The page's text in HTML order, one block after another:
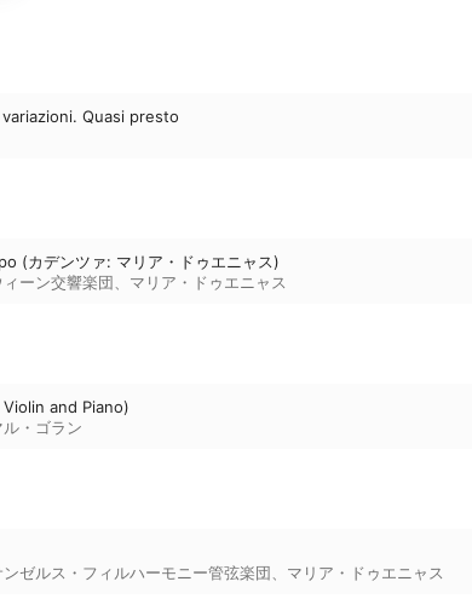
Quasi presto
(カデンツァ: マリア・ドゥエニャス)
ィーン交響楽団 マリア・ドゥエニャス
and Piano)
ル・ゴラン
ンゼルス・フィルハーモニー管弦楽団 マリア・ドゥエニャス